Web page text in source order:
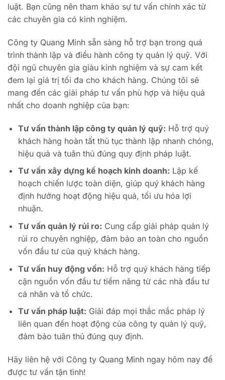
luật. Bạn cũng nên tham khảo sự tư vấn chính xác từ
các chuyên gia có kinh nghiệm.
Công ty Quang Minh sẵn sàng hỗ trợ bạn trong quá
trình thành lập và điều hành công ty quản lý quỹ. Với
đội ngũ chuyên gia giàu kinh nghiệm và sự cam kết
đem lại giá trị tối đa cho khách hàng. Chúng tôi sẽ
mang đến các giải pháp tư vấn phù hợp và hiệu quả
nhất cho doanh nghiệp của bạn:
Tư vấn thành lập công ty quản lý quỹ: Hỗ trợ quý
khách hàng hoàn tất thủ tục thành lập nhanh chóng,
hiệu quả và tuân thủ đúng quy định pháp luật.
Tư vấn xây dựng kế hoạch kinh doanh: Lập kế
hoạch chiến lược toàn diện, giúp quý khách hàng
định hướng hoạt động hiệu quả, tối ưu hóa lợi
nhuận.
Tư vấn quản lý rủi ro: Cung cấp giải pháp quản lý
rủi ro chuyên nghiệp, đảm bảo an toàn cho nguồn
vốn đầu tư của quý khách hàng.
Tư vấn huy động vốn: Hỗ trợ quý khách hàng tiếp
cận nguồn vốn đầu tư tiềm năng từ các nhà đầu tư
cá nhân và tổ chức.
Tư vấn pháp luật: Giải đáp mọi thắc mắc pháp lý
liên quan đến hoạt động của công ty quản lý quỹ,
đảm bảo tuân thủ đúng quy định.
Hãy liên hệ với Công ty Quang Minh ngay hôm nay để
được tư vấn tận tình!